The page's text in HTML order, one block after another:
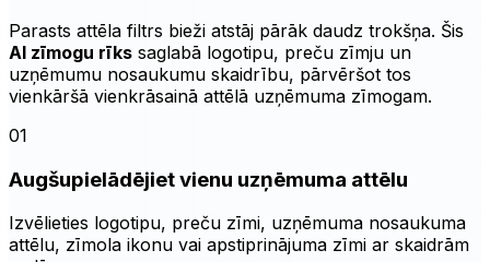
Parasts attēla filtrs bieži atstāj pārāk daudz trokšņa. Šis
AI zīmogu rīks saglabā logotipu, preču zīmju un
uzņēmumu nosaukumu skaidrību, pārvēršot tos
vienkāršā vienkrāsainā attēlā uzņēmuma zīmogam.
01
Augšupielādējiet vienu uzņēmuma attēlu
Izvēlieties logotipu, preču zīmi, uzņēmuma nosaukuma
attēlu, zīmola ikonu vai apstiprinājuma zīmi ar skaidrām